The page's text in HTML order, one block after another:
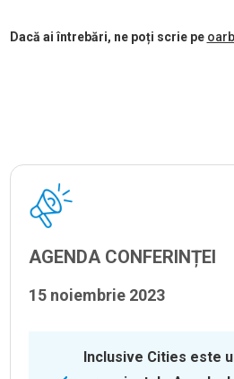
Dacă ai întrebări, ne poți scrie pe
AGENDA CONFERINȚEI
15 noiembrie 2023
Inclusive Cities este